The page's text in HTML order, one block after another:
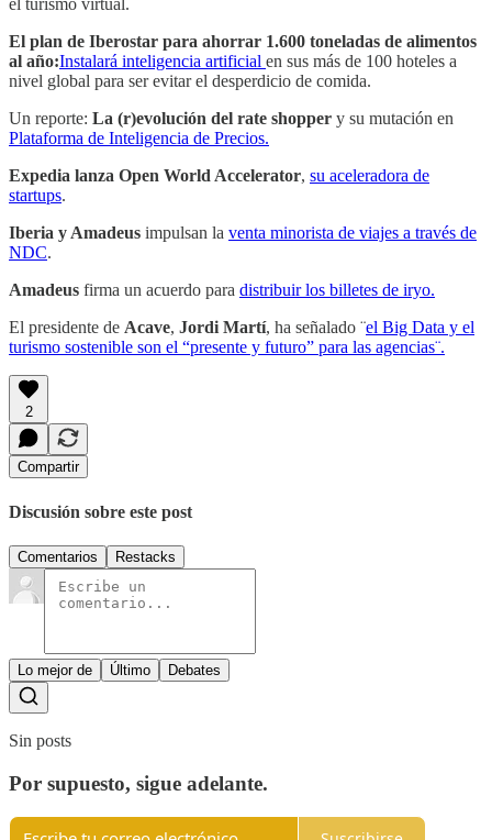
el turismo virtual.
El plan de Iberostar para ahorrar 1.600 toneladas de alimentos
al año:Instalará inteligencia artificial en sus más de 100 hoteles a
nivel global para ser evitar el desperdicio de comida.
Un reporte: La (r)evolución del rate shopper y su mutación en
Plataforma de Inteligencia de Precios.
Expedia lanza Open World Accelerator, su aceleradora de
startups.
Iberia y Amadeus impulsan la venta minorista de viajes a través de
NDC.
Amadeus firma un acuerdo para distribuir los billetes de iryo.
El presidente de Acave, Jordi Martí, ha señalado ¨el Big Data y el
turismo sostenible son el “presente y futuro” para las agencias¨.
2
Compartir
Discusión sobre este post
Comentarios Restacks
Lo mejor de Último Debates
Sin posts
Por supuesto, sigue adelante.